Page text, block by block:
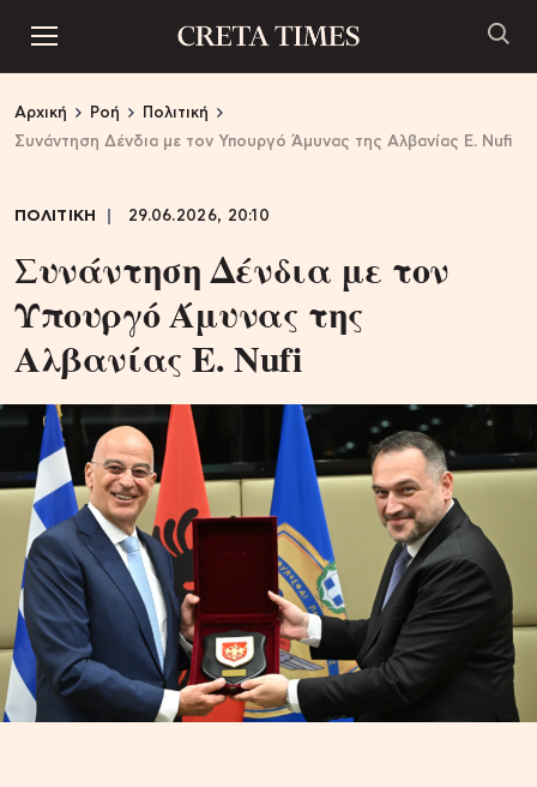
Αρχική Ροή
Πολιτική
Συνάντηση Δένδια με τον Υπουργό Άμυνας της Αλβανίας E. Nufi
ΠΟΛΙΤΙΚΗ 29.06.2026, 20:10
Συνάντηση Δένδια με τον
Υπουργό Άμυνας της
Αλβανίας E. Nufi